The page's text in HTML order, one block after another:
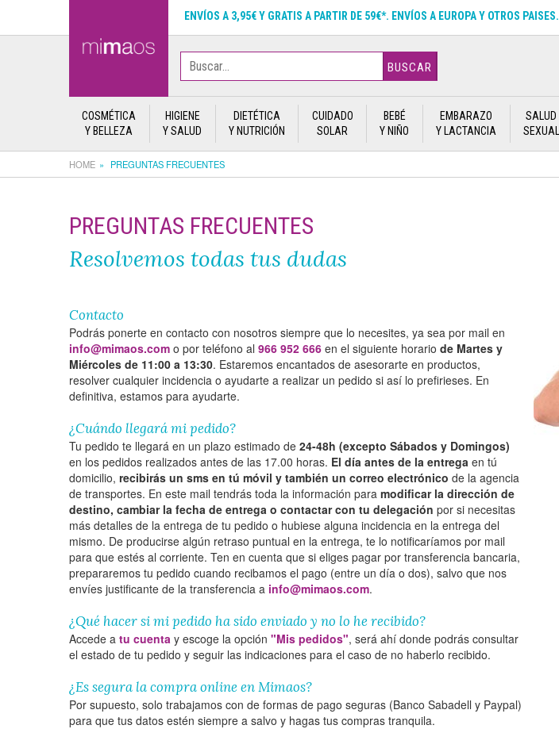
ENVÍOS A 3,95€ Y GRATIS A PARTIR DE 59€*. ENVÍOS A EUROPA Y OTROS PAISES.
BUSCAR
COSMÉTICA
Y BELLEZA
HIGIENE
Y SALUD
DIETÉTICA
Y NUTRICIÓN
CUIDADO
SOLAR
BEBÉ
Y NIÑO
EMBARAZO
Y LACTANCIA
SALUD
SEXUAL
HOME PREGUNTAS FRECUENTES
PREGUNTAS FRECUENTES
Resolvemos todas tus dudas
Contacto
Podrás ponerte en contacto con nosotros siempre que lo necesites, ya sea por mail en
info@mimaos.com o por teléfono al 966 952 666 en el siguiente horario de Martes y
Miércoles de 11:00 a 13:30. Estaremos encantados de asesorarte en productos,
resolver cualquier incidencia o ayudarte a realizar un pedido si así lo prefirieses. En
definitiva, estamos para ayudarte.
¿Cuándo llegará mi pedido?
Tu pedido te llegará en un plazo estimado de 24-48h (excepto Sábados y Domingos)
en los pedidos realizados antes de las 17.00 horas. El día antes de la entrega en tú
domicilio, recibirás un sms en tú móvil y también un correo electrónico de la agencia
de transportes. En este mail tendrás toda la información para modificar la dirección de
destino, cambiar la fecha de entrega o contactar con tu delegación por si necesitas
más detalles de la entrega de tu pedido o hubiese alguna incidencia en la entrega del
mismo. De producirse algún retraso puntual en la entrega, te lo notificaríamos por mail
para que estés al corriente. Ten en cuenta que si eliges pagar por transferencia bancaria,
prepararemos tu pedido cuando recibamos el pago (entre un día o dos), salvo que nos
envíes justificante de la transferencia a info@mimaos.com.
¿Qué hacer si mi pedido ha sido enviado y no lo he recibido?
Accede a tu cuenta y escoge la opción "Mis pedidos", será ahí donde podrás consultar
el estado de tu pedido y seguir las indicaciones para el caso de no haberlo recibido.
¿Es segura la compra online en Mimaos?
Por supuesto, solo trabajamos con de formas de pago seguras (Banco Sabadell y Paypal)
para que tus datos estén siempre a salvo y hagas tus compras tranquila.